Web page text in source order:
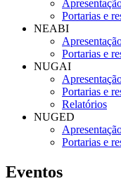
Portarias e
NEABI
Portarias e
NUGAI
Portarias e
Relatórios
NUGED
Portarias e
Eventos